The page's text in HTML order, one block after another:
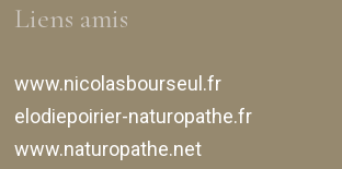
Liens amis
www.nicolasbourseul.fr
elodiepoirier-naturopathe.fr
www.naturopathe.net